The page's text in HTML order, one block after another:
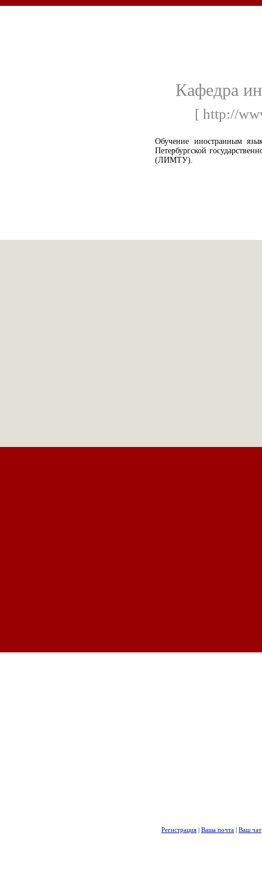
Кафедра
[ http://
Обучение иностранным
Петербургской
(ЛИМТУ).
Регистрация | Ваша почта | Ваш чат